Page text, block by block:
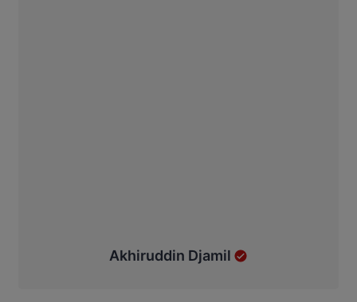
Akhiruddin Djamil